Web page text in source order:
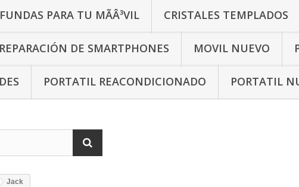
FUNDAS PARA TU MÃÂ³VIL CRISTALES TEMPLADOS
DE SMARTPHONES MOVIL NUEVO
PORTATIL REACONDICIONADO PORTATIL
Jack